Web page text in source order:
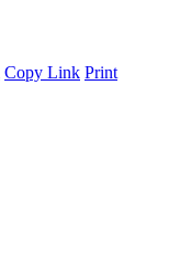
Copy Link Print